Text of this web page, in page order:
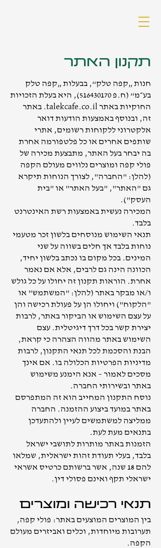
תקנון האתר
חנות „קפה טלק“, בבעלות „קפה טלק
בע״מ“ (ח.פ516430170) , היא בעלת הזכויות
החוקיות באתר talekcafe.co.il. באתר
זה, ובנוסף באמצעות הודעות דואר
אלקטרוני ללקוחות רשומים, אתרי
שותפים אחרים או כל פלטפורמה אחרת
בה יבחר בעל האתר, מתבצעת מכירה של
פולי קפה ומוצרים נלווים מעולם הקפה
(להלן: "החברה", לצורך הנוחות תיקרא
גם "האתר", "בעל האתר" או "בית
העסק").
המכירה נעשית באמצעות רשת האינטרנט
בלבד.
תנאי השימוש מנוסחים בלשון זכר מטעמי
נוחות בלבד אך חלים בשווה על שני
המינים. בכל מקום בו נכתב בלשון יחיד,
הכוונה הינה גם לרבים, אלא אם נאמר
אחרת. הוראות תקנון זה יחולו על כל גולש
ו/או מבקר באתר (להלן: "המשתמש" או
"הלקוח") ויחולו הן על פעולת רכישה והן
על עצם השימוש או הביקור באתר, לרבות
יצירת קשר בכל דרך דיגיטלית. עצם
השימוש באתר מהווה הצהרה כי קראת,
הבנת והסכמת לכל תנאי התקנון, לרבות
מדיניות הפרטיות הכלולה בו. אם אינך
מסכים לאמור – אנא הימנע משימוש
באתר ובשירותי החברה.
נוסח התקנון המחייב הוא זה המתפרסם
באתר במועד ביצוע ההזמנה. החברה
ממליצה למשתמשים לעיין ולהתעדכן
בתנאים מעת לעת.
הזמנות באתר מותרות לתושבי ישראל
בלבד, בעלי תעודת זהות ישראלית, שמלאו
להם 18 שנה, אשר ברשותם כרטיס אשראי
ישראלי תקף ואינם פסולי דין.
תנאי רכישה ומוצרים
בין המוצרים המוצעים באתר: פולי קפה,
תערובות מיוחדות, וכלים ואביזרים מעולם
הקפה.